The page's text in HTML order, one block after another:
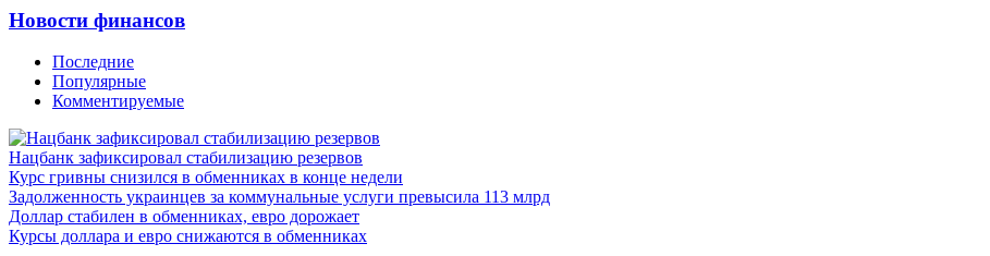
Новости финансов
Последние
Популярные
Комментируемые
Нацбанк зафиксировал стабилизацию резервов
Курс гривны снизился в обменниках в конце недели
Задолженность украинцев за коммунальные услуги превысила 113 млрд
Доллар стабилен в обменниках, евро дорожает
Курсы доллара и евро снижаются в обменниках